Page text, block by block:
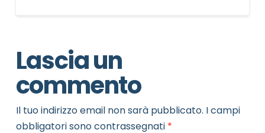
Lascia un
commento
Il tuo indirizzo email non sarà pubblicato. I campi
obbligatori sono contrassegnati *